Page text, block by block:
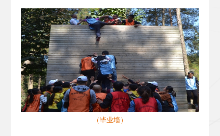
（毕业墙）